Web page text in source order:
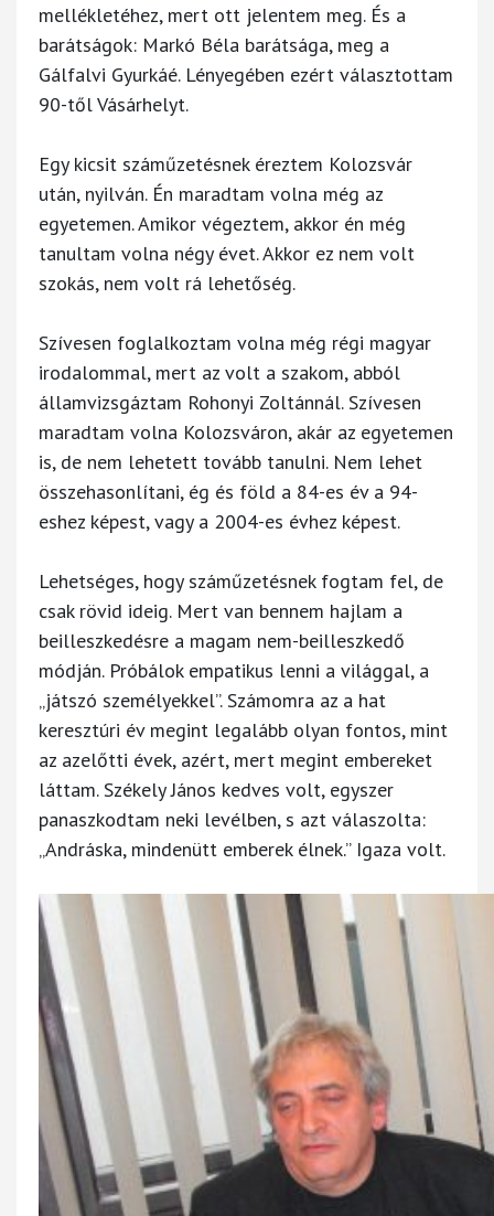
mellékletéhez, mert ott jelentem meg. És a
barátságok: Markó Béla barátsága, meg a
Gálfalvi Gyurkáé. Lényegében ezért választottam
90-től Vásárhelyt.
Egy kicsit száműzetésnek éreztem Kolozsvár
után, nyilván. Én maradtam volna még az
egyetemen. Amikor végeztem, akkor én még
tanultam volna négy évet. Akkor ez nem volt
szokás, nem volt rá lehetőség.
Szívesen foglalkoztam volna még régi magyar
irodalommal, mert az volt a szakom, abból
államvizsgáztam Rohonyi Zoltánnál. Szívesen
maradtam volna Kolozsváron, akár az egyetemen
is, de nem lehetett tovább tanulni. Nem lehet
összehasonlítani, ég és föld a 84-es év a 94-
eshez képest, vagy a 2004-es évhez képest.
Lehetséges, hogy száműzetésnek fogtam fel, de
csak rövid ideig. Mert van bennem hajlam a
beilleszkedésre a magam nem-beilleszkedő
módján. Próbálok empatikus lenni a világgal, a
„játszó személyekkel”. Számomra az a hat
keresztúri év megint legalább olyan fontos, mint
az azelőtti évek, azért, mert megint embereket
láttam. Székely János kedves volt, egyszer
panaszkodtam neki levélben, s azt válaszolta:
„Andráska, mindenütt emberek élnek.” Igaza volt.